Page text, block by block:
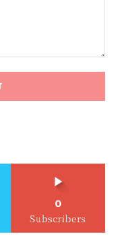
0
Subscribers